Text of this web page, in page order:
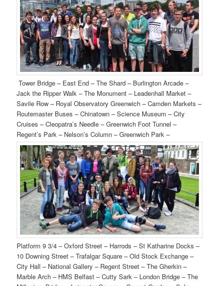
Tower Bridge – East End – The Shard – Burlington Arcade –
Jack the Ripper Walk – The Monument – Leadenhall Market –
Savile Row – Royal Observatory Greenwich – Camden Markets –
Routemaster Buses – Chinatown – Science Museum – City
Cruises – Cleopatra’s Needle – Greenwich Foot Tunnel –
Regent’s Park – Nelson’s Column – Greenwich Park –
Platform 9 3/4 – Oxford Street – Harrods – St Katharine Docks –
10 Downing Street – Trafalgar Square – Old Stock Exchange –
City Hall – National Gallery – Regent Street – The Gherkin –
Marble Arch – HMS Belfast – Cutty Sark – London Bridge – The